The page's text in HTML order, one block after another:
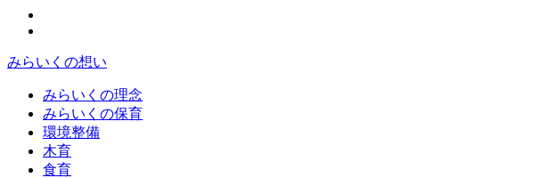
みらいくの想い
みらいくの理念
みらいくの保育
環境整備
木育
食育